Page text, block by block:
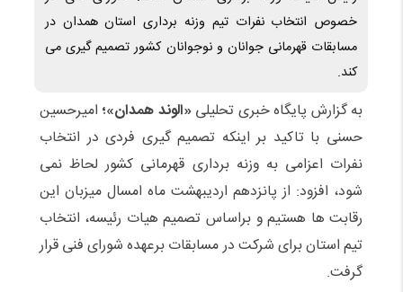
خصوص انتخاب نفرات تیم وزنه برداری استان همدان در
مسابقات قهرمانی جوانان و نوجوانان کشور تصمیم گیری می
کند.
به گزارش پایگاه خبری تحلیلی«الوند همدان»؛ امیرحسین
حسنی با تاکید بر اینکه تصمیم گیری فردی در انتخاب
نفرات اعزامی به وزنه برداری قهرمانی کشور لحاظ نمی
شود، افزود: از پانزدهم اردیبهشت ماه امسال میزبان این
رقابت ها هستیم و براساس تصمیم هیات رئیسه، انتخاب
تیم استان برای شرکت در مسابقات برعهده شورای فنی قرار
گرفت.